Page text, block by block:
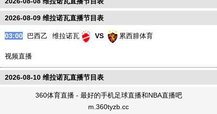
2026-08-09 维拉诺瓦直播节目表
03:00 巴西乙 维拉诺瓦 VS 累西腓体育
视频直播
2026-08-10 维拉诺瓦直播节目表
360体育直播 - 最好的手机足球直播和NBA直播吧
m.360tyzb.cc